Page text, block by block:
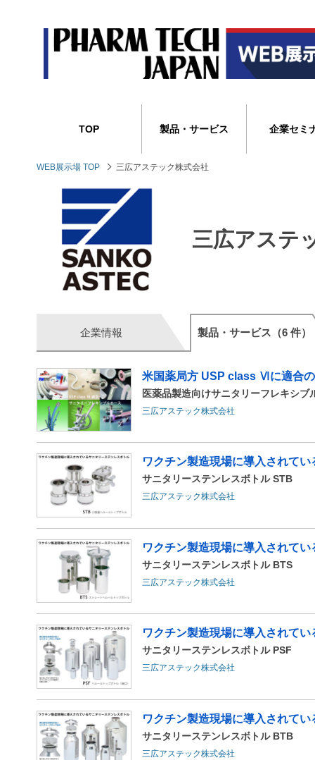
TOP 製品・サービス 企業セミ
WEB展示場 TOP 三広アステック株式会社
三広アステ
企業情報 製品・サービス（6 件）
米国薬局方 USP class Ⅵに適合
医薬品製造向けサニタリーフレキシブ
三広アステック株式会社
ワクチン製造現場に導入されて
サニタリーステンレスボトル STB
三広アステック株式会社
ワクチン製造現場に導入されて
サニタリーステンレスボトル BTS
三広アステック株式会社
ワクチン製造現場に導入されて
サニタリーステンレスボトル PSF
三広アステック株式会社
ワクチン製造現場に導入されて
サニタリーステンレスボトル BTB
三広アステック株式会社